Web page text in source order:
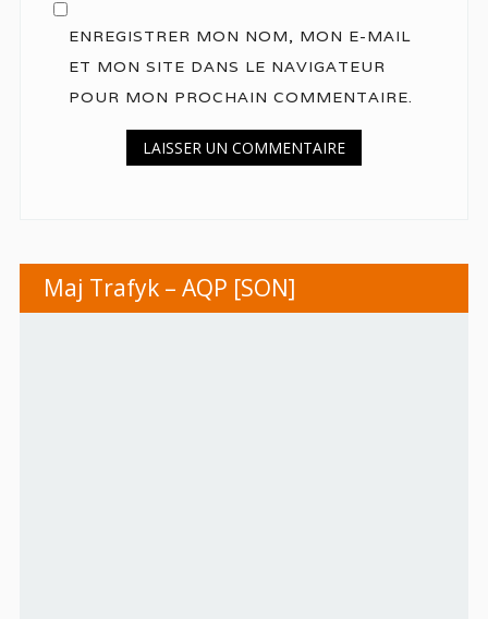
ENREGISTRER MON NOM, MON E-MAIL
ET MON SITE DANS LE NAVIGATEUR
POUR MON PROCHAIN COMMENTAIRE.
Maj Trafyk – AQP [SON]